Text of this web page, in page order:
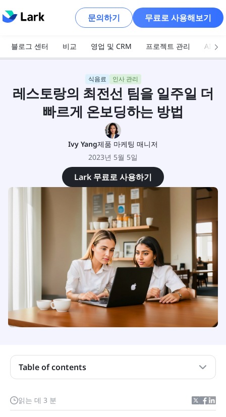
문의하기 무료로 사용해보기
블로그 센터 비교 영업 및 CRM 프로젝트 관리 AI 및
식음료 인사 관리
레스토랑의 최전선 팀을 일주일 더
빠르게 온보딩하는 방법
Ivy Yang제품 마케팅 매니저
2023년 5월 5일
Lark 무료로 사용하기
읽는 데 3 분
Table of contents
집중화하세요.